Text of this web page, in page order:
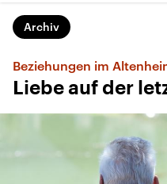
Archiv
Beziehungen im
Liebe auf der